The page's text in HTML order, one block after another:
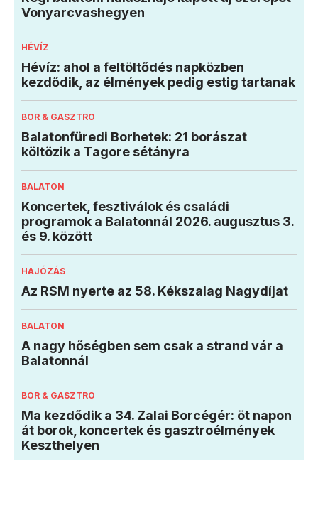
Vonyarcvashegyen
HÉVÍZ
Hévíz: ahol a feltöltődés napközben
kezdődik, az élmények pedig estig tartanak
BOR & GASZTRO
Balatonfüredi Borhetek: 21 borászat
költözik a Tagore sétányra
BALATON
Koncertek, fesztiválok és családi
programok a Balatonnál 2026. augusztus 3.
és 9. között
HAJÓZÁS
Az RSM nyerte az 58. Kékszalag Nagydíjat
BALATON
A nagy hőségben sem csak a strand vár a
Balatonnál
BOR & GASZTRO
Ma kezdődik a 34. Zalai Borcégér: öt napon
át borok, koncertek és gasztroélmények
Keszthelyen